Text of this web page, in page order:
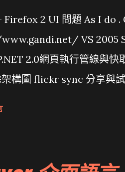
Firefox 2 UI 問題 As I do
VS 2005
2.0網頁執行管線與
構圖 flickr sync 分享與